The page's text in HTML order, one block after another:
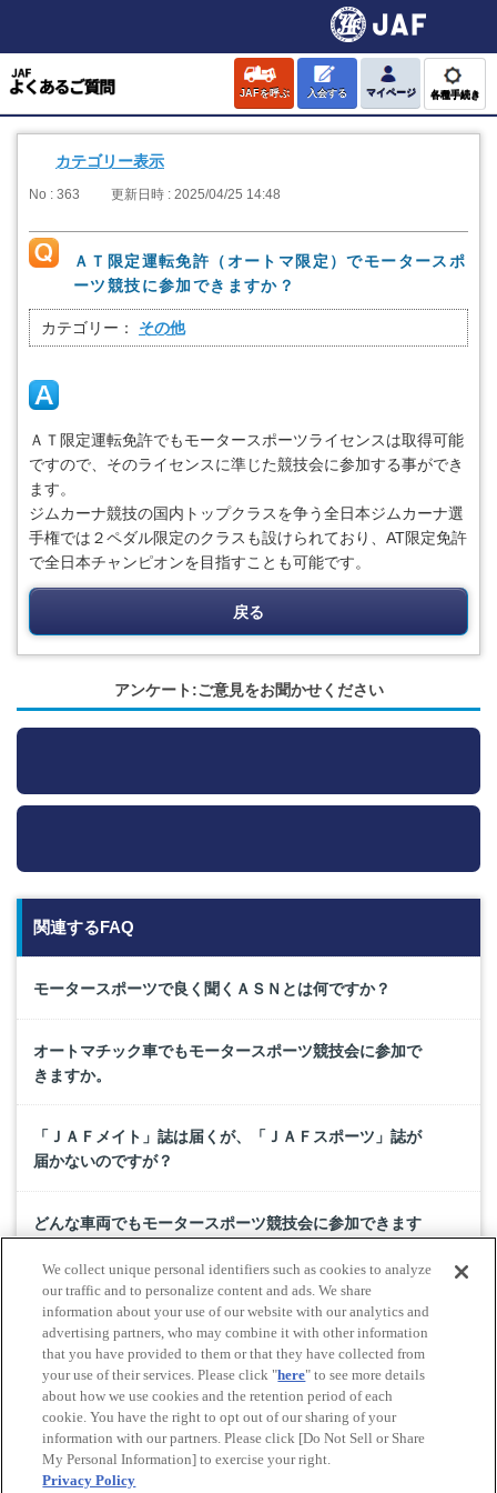
JAFを呼ぶ 入会する マイページ 各種手続き
カテゴリー表示
No : 363 更新日時 : 2025/04/25 14:48
ＡＴ限定運転免許（オートマ限定）でモータースポ
ーツ競技に参加できますか？
カテゴリー： その他
ＡＴ限定運転免許でもモータースポーツライセンスは取得可能
ですので、そのライセンスに準じた競技会に参加する事ができ
ます。
ジムカーナ競技の国内トップクラスを争う全日本ジムカーナ選
手権では２ペダル限定のクラスも設けられており、AT限定免許
で全日本チャンピオンを目指すことも可能です。
戻る
アンケート:ご意見をお聞かせください
関連するFAQ
モータースポーツで良く聞くＡＳＮとは何ですか？
オートマチック車でもモータースポーツ競技会に参加で
きますか。
「ＪＡＦメイト」誌は届くが、「ＪＡＦスポーツ」誌が
届かないのですが？
どんな車両でもモータースポーツ競技会に参加できます
モータースポーツには、どのような種類の競技があるの
ですか。
Do Not Sell or Share My Personal Information
© All rights reserved. JAF
We collect unique personal identifiers such as cookies to analyze
our traffic and to personalize content and ads. We share
information about your use of our website with our analytics and
advertising partners, who may combine it with other information
that you have provided to them or that they have collected from
your use of their services. Please click "here" to see more details
about how we use cookies and the retention period of each
cookie. You have the right to opt out of our sharing of your
information with our partners. Please click [Do Not Sell or Share
My Personal Information] to exercise your right.
Privacy Policy